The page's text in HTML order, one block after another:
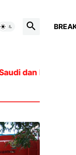
Rusia, akan